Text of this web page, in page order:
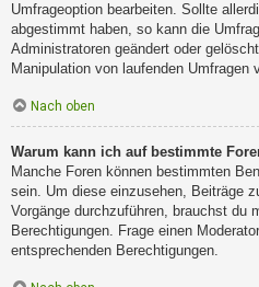
Umfrageoption bearbeiten. Sollte
abgestimmt haben, so kann die
Administratoren geändert oder
Manipulation von laufenden Umfragen
Nach oben
Warum kann ich auf bestimmte
Manche Foren können bestimmten
sein. Um diese einzusehen, Beiträge
Vorgänge durchzuführen, brauchst du
Berechtigungen. Frage einen
entsprechenden Berechtigungen.